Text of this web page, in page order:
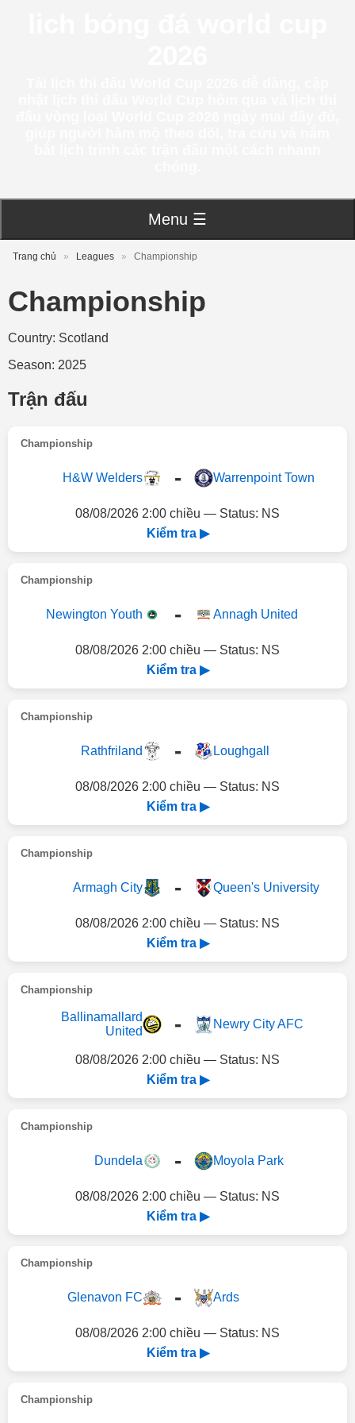
Menu ☰
Trang chủ » Leagues » Championship
Championship
Country: Scotland
Season: 2025
Trận đấu
Championship
H&W Welders - Warrenpoint Town
08/08/2026 2:00 chiều — Status: NS
Kiểm tra ▶
Championship
Newington Youth - Annagh United
08/08/2026 2:00 chiều — Status: NS
Kiểm tra ▶
Championship
Rathfriland - Loughgall
08/08/2026 2:00 chiều — Status: NS
Kiểm tra ▶
Championship
Armagh City - Queen's University
08/08/2026 2:00 chiều — Status: NS
Kiểm tra ▶
Championship
Ballinamallard
United
- Newry City AFC
08/08/2026 2:00 chiều — Status: NS
Kiểm tra ▶
Championship
Dundela - Moyola Park
08/08/2026 2:00 chiều — Status: NS
Kiểm tra ▶
Championship
Glenavon FC - Ards
08/08/2026 2:00 chiều — Status: NS
Kiểm tra ▶
Championship